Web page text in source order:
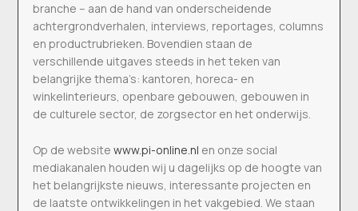
branche – aan de hand van onderscheidende
achtergrondverhalen, interviews, reportages, columns
en productrubrieken. Bovendien staan de
verschillende uitgaves steeds in het teken van
belangrijke thema’s: kantoren, horeca- en
winkelinterieurs, openbare gebouwen, gebouwen in
de culturele sector, de zorgsector en het onderwijs.
Op de websitewww.pi-online.nl en onze social
mediakanalen houden wij u dagelijks op de hoogte van
het belangrijkste nieuws, interessante projecten en
de laatste ontwikkelingen in het vakgebied. We staan